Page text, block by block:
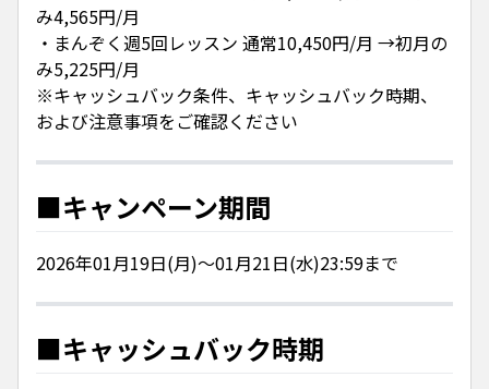
み4,565円/月
・まんぞく週5回レッスン 通常10,450円/月 →初月の
み5,225円/月
※キャッシュバック条件、キャッシュバック時期、
および注意事項をご確認ください
■キャンペーン期間
2026年01月19日(月)～01月21日(水)23:59まで
■キャッシュバック時期